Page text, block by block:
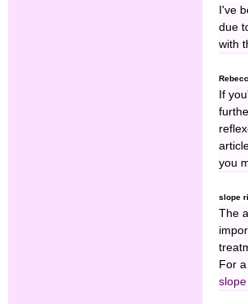
I've
due
with
If
you
slope
The
For